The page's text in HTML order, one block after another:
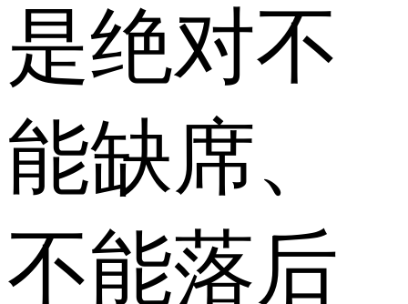
是绝对不
能缺席、
不能落后